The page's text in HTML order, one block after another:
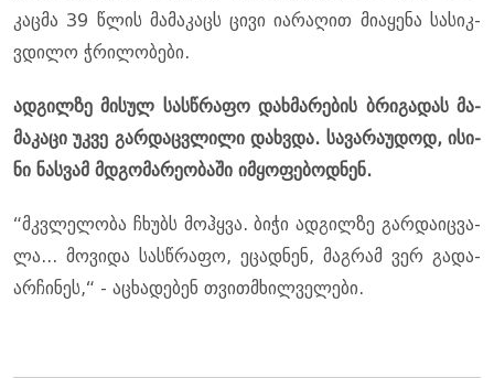
კაც­მა 39 წლის მა­მა­კაცს ცივი ია­რა­ღით მი­ა­ყე­ნა სა­სიკ­
ვდი­ლო ჭრი­ლო­ბე­ბი.
ად­გილ­ზე მი­სულ სას­წრა­ფო დახ­მა­რე­ბის ბრი­გა­დას მა­
მა­კა­ცი უკვე გარ­დაც­ვლი­ლი დახ­ვდა. სა­ვა­რა­უ­დოდ, ისი­
ნი ნას­ვამ მდგო­მა­რე­ო­ბა­ში იმ­ყო­ფე­ბოდ­ნენ.
“მკვლე­ლო­ბა ჩხუბს მოჰ­ყვა. ბიჭი ად­გილ­ზე გარ­და­იც­ვა­
ლა... მო­ვი­და სას­წრა­ფო, ეცად­ნენ, მაგ­რამ ვერ გა­და­
არ­ჩი­ნეს,“ - აცხა­დე­ბენ თვითმხილ­ვე­ლე­ბი.